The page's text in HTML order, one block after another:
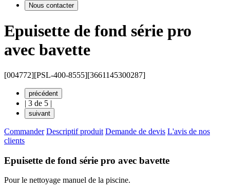
Nous contacter
Epuisette de fond série pro
avec bavette
[004772][PSL-400-8555][3661145300287]
précédent
| 3 de 5 |
suivant
Commander Descriptif produit Demande de devis L'avis de nos
clients
Epuisette de fond série pro avec bavette
Pour le nettoyage manuel de la piscine.